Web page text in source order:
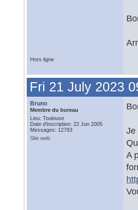
Hors ligne
Fri 21 July 2023
Bruno
Membre du bureau
Lieu: Toulouse
Date d'inscription: 22 Jun 2005
Messages: 12783
Site web
Je
A